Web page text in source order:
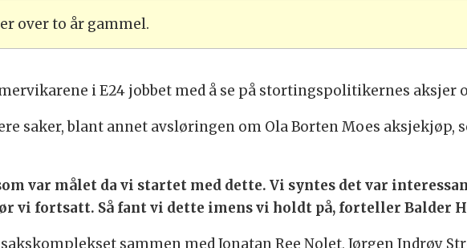
over to år gammel.
i E24 jobbet med å se på stortingspolitikernes aksjer
saker, blant annet avsløringen om Ola Borten Moes aksjekjøp,
var målet da vi startet med dette. Vi syntes det var
vi fortsatt. Så fant vi dette imens vi holdt på, forteller Balder
sammen med Jonatan Ree Nolet, Jørgen Indrøy